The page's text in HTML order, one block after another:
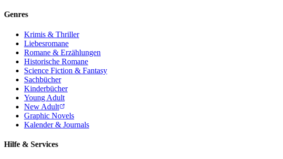
Genres
Krimis & Thriller
Liebesromane
Romane & Erzählungen
Historische Romane
Science Fiction & Fantasy
Sachbücher
Kinderbücher
Young Adult
New Adult
Graphic Novels
Kalender & Journals
Hilfe & Services